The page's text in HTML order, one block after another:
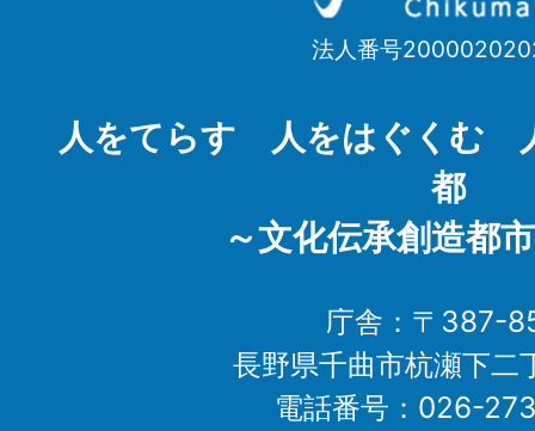
Chikuma
法人番号
人をてらす 人をはぐくむ
都
～文化伝承創造都
庁舎：〒387-
長野県千曲市杭瀬下二
電話番号：026-